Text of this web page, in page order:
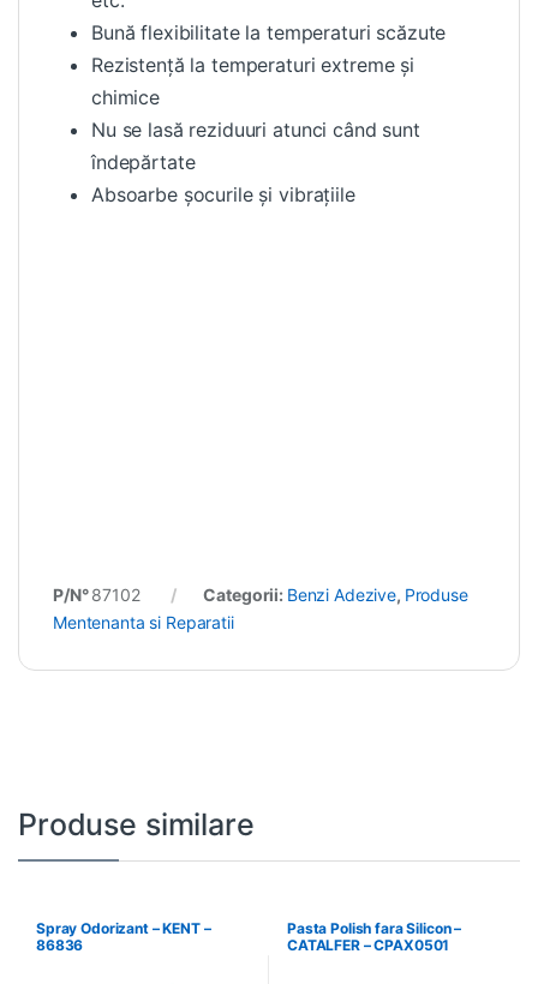
Bună flexibilitate la temperaturi scăzute
Rezistență la temperaturi extreme și
chimice
Nu se lasă reziduuri atunci când sunt
îndepărtate
Absoarbe șocurile și vibrațiile
P/N°87102 Categorii: Benzi Adezive, Produse
Mentenanta si Reparatii
Produse similare
Spray Odorizant – KENT –
86836
Pasta Polish fara Silicon –
CATALFER – CPAX0501